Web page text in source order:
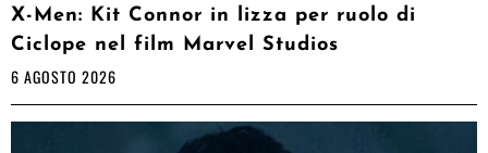
X-Men: Kit Connor in lizza per ruolo di
Ciclope nel film Marvel Studios
6 AGOSTO 2026